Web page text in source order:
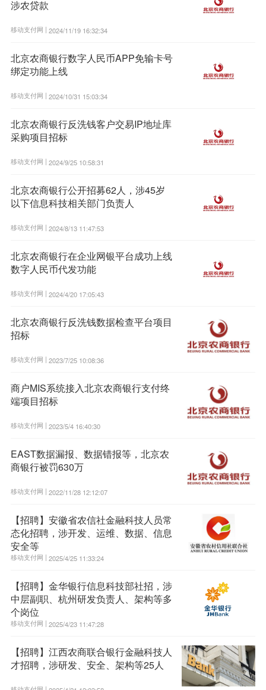
涉农贷款
移动支付网 | 2024/11/19 16:32:34
北京农商银行数字人民币APP免输卡号
绑定功能上线
移动支付网 | 2024/10/31 15:03:34
北京农商银行反洗钱客户交易IP地址库
采购项目招标
移动支付网 | 2024/9/25 10:58:31
北京农商银行公开招募62人，涉45岁
以下信息科技相关部门负责人
移动支付网 | 2024/8/13 11:47:53
北京农商银行在企业网银平台成功上线
数字人民币代发功能
移动支付网 | 2024/4/20 17:05:43
北京农商银行反洗钱数据检查平台项目
招标
移动支付网 | 2023/7/25 10:08:36
商户MIS系统接入北京农商银行支付终
端项目招标
移动支付网 | 2023/5/4 16:40:30
EAST数据漏报、数据错报等，北京农
商银行被罚630万
移动支付网 | 2022/11/28 12:12:07
【招聘】安徽省农信社金融科技人员常
态化招聘，涉开发、运维、数据、信息
安全等
移动支付网 | 2025/4/25 11:33:24
【招聘】金华银行信息科技部社招，涉
中层副职、杭州研发负责人、架构等多
个岗位
移动支付网 | 2025/4/23 11:47:28
【招聘】江西农商联合银行金融科技人
才招聘，涉研发、安全、架构等25人